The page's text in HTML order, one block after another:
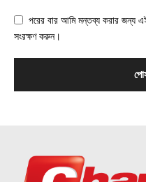
পরের বার আমি মন্তব্য করার জন্য
সংরক্ষণ করুন।